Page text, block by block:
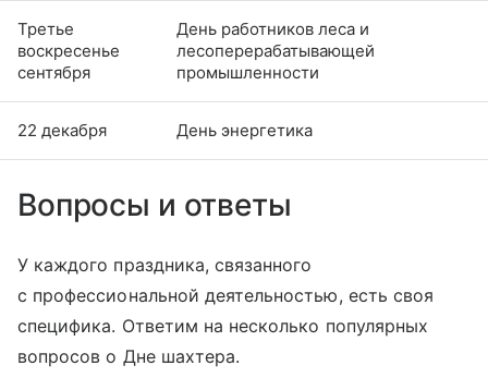
Третье
воскресенье
сентября
День работников леса и
лесоперерабатывающей
промышленности
22 декабря День энергетика
Вопросы и ответы
У каждого праздника, связанного
с профессиональной деятельностью, есть своя
специфика. Ответим на несколько популярных
вопросов о Дне шахтера.